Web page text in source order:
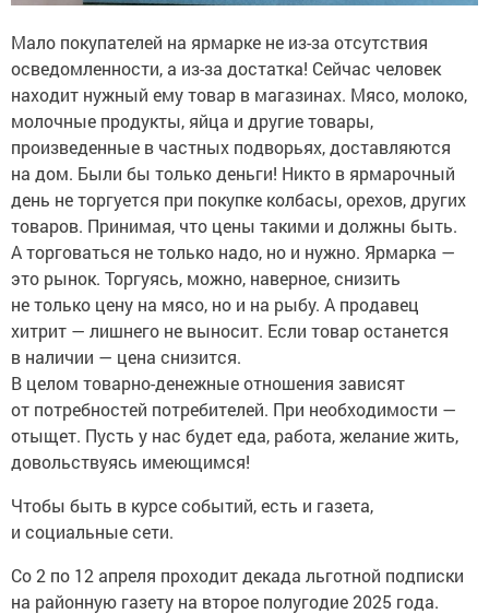
Мало покупателей на ярмарке не из-за отсутствия
осведомленности, а из-за достатка! Сейчас человек
находит нужный ему товар в магазинах. Мясо, молоко,
молочные продукты, яйца и другие товары,
произведенные в частных подворьях, доставляются
на дом. Были бы только деньги! Никто в ярмарочный
день не торгуется при покупке колбасы, орехов, других
товаров. Принимая, что цены такими и должны быть.
А торговаться не только надо, но и нужно. Ярмарка —
это рынок. Торгуясь, можно, наверное, снизить
не только цену на мясо, но и на рыбу. А продавец
хитрит — лишнего не выносит. Если товар останется
в наличии — цена снизится.
В целом товарно-денежные отношения зависят
от потребностей потребителей. При необходимости —
отыщет. Пусть у нас будет еда, работа, желание жить,
довольствуясь имеющимся!
Чтобы быть в курсе событий, есть и газета,
и социальные сети.
Со 2 по 12 апреля проходит декада льготной подписки
на районную газету на второе полугодие 2025 года.